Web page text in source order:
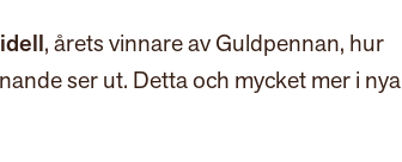
, årets vinnare av Guldpennan, hur
ser ut. Detta och mycket mer i nya